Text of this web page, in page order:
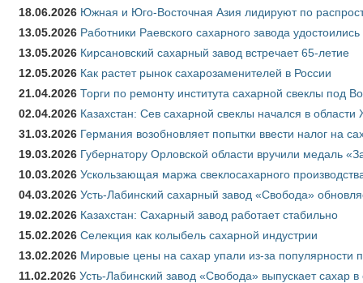
18.06.2026 Южная и Юго-Восточная Азия лидируют по
13.05.2026 Работники Раевского сахарного завода удостоились
13.05.2026 Кирсановский сахарный завод встречает 65-летие
12.05.2026 Как растет рынок сахарозаменителей в России
21.04.2026 Торги по ремонту института сахарной свеклы под
02.04.2026 Казахстан: Сев сахарной свеклы начался в области
31.03.2026 Германия возобновляет попытки ввести налог на
19.03.2026 Губернатору Орловской области вручили медаль
10.03.2026 Ускользающая маржа свеклосахарного
04.03.2026 Усть-Лабинский сахарный завод «Свобода»
19.02.2026 Казахстан: Сахарный завод работает стабильно
15.02.2026 Селекция как колыбель сахарной индустрии
13.02.2026 Мировые цены на сахар упали из-за популярности
11.02.2026 Усть-Лабинский завод «Свобода» выпускает сахар в